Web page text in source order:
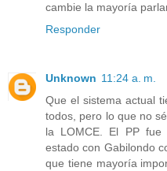
cambie la mayoría
Responder
Unknown 11:24 a. m.
Que el sistema actual
todos, pero lo que no
la LOMCE. El PP
estado con Gabilondo
que tiene mayoría